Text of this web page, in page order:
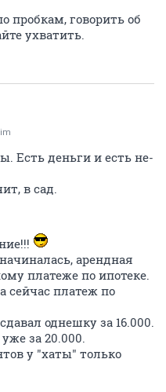
пробкам, говорить об
ухватить.
Есть деньги и есть не-
в сад.
арендная
платеже по ипотеке.
сейчас платеж по
однешку за 16.000.
за 20.000.
у "хаты" только